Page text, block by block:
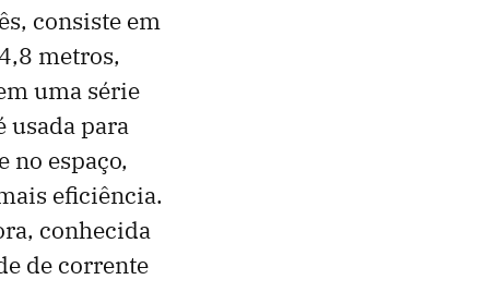
consiste em
metros,
uma série
usada para
no espaço,
eficiência.
conhecida
de corrente